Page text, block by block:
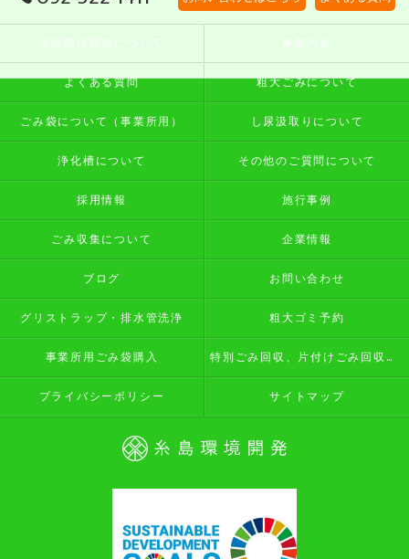
糸島環境開発について 事業内容
よくある質問 粗大ごみについて
ごみ袋について（事業所用） し尿汲取りについて
浄化槽について その他のご質問について
採用情報 施行事例
ごみ収集について 企業情報
ブログ お問い合わせ
グリストラップ・排水管洗浄 粗大ゴミ予約
事業所用ごみ袋購入 特別ごみ回収、片付けごみ回収予約
プライバシーポリシー サイトマップ